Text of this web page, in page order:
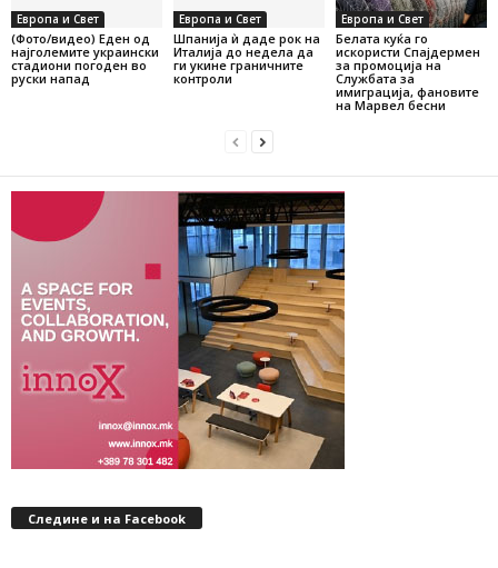
Европа и Свет
(Фото/видео) Еден од
најголемите украински
стадиони погоден во
руски напад
Европа и Свет
Шпанија ѝ даде рок на
Италија до недела да
ги укине граничните
контроли
Европа и Свет
Белата куќа го
искористи Спајдермен
за промоција на
Службата за
имиграција, фановите
на Марвел бесни
Следине и на Facebook